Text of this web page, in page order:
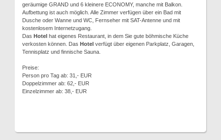
geräumige GRAND und 6 kleinere ECONOMY, manche mit Balkon.
Aufbettung ist auch möglich. Alle Zimmer verfügen über ein Bad mit
Dusche oder Wanne und WC, Fernseher mit SAT-Antenne und mit
kostenlosem Internetzugang.
Das Hotel hat eigenes Restaurant, in dem Sie gute böhmische Küche
verkosten können. Das Hotel verfügt über eigenen Parkplatz, Garagen,
Tennisplatz und finnische Sauna.
Preise:
Person pro Tag ab: 31,- EUR
Doppelzimmer ab: 62,- EUR
Einzelzimmer ab: 38,- EUR